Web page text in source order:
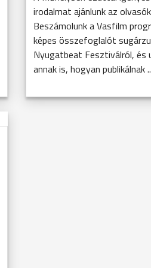
irodalmat ajánlunk az
Beszámolunk a Vasfilm
képes összefoglalót
Nyugatbeat Fesztiválról, és
annak is, hogyan publikálnak